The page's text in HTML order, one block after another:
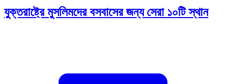
যুক্তরাষ্ট্রে মুসলিমদের বসবাসের জন্য সেরা ১০টি স্থান